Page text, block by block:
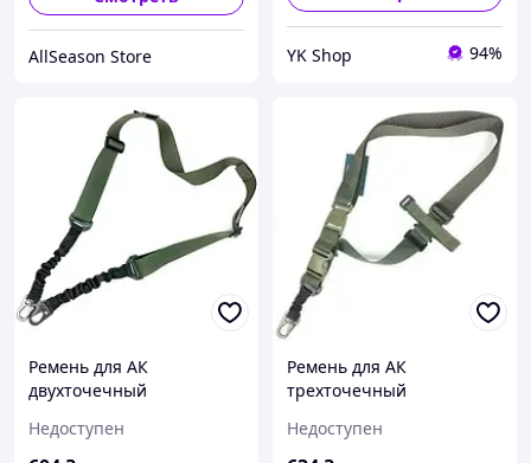
AllSeason Store YK Shop 94%
Ремень для АК
двухточечный
регулировками олива
Недоступен
Ремень для АК
трехточечный
сбросом олива (LE2078)
Недоступен